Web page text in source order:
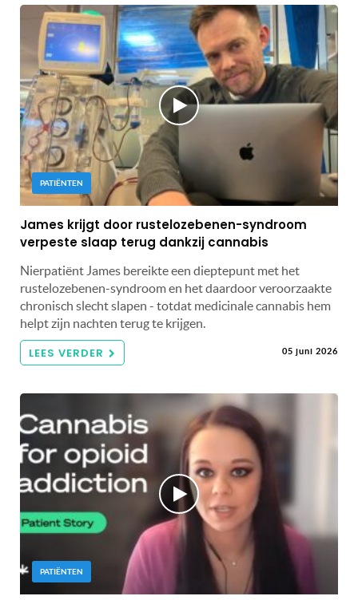
PATIËNTEN
James krijgt door rustelozebenen-syndroom
verpeste slaap terug dankzij cannabis
Nierpatiënt James bereikte een dieptepunt met het
rustelozebenen-syndroom en het daardoor veroorzaakte
chronisch slecht slapen - totdat medicinale cannabis hem
helpt zijn nachten terug te krijgen.
LEES VERDER 05 juni 2026
PATIËNTEN